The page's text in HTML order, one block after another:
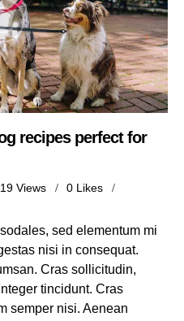
recipes perfect for
Views 0 Likes
sed elementum mi
nisi in consequat.
Cras sollicitudin,
tincidunt. Cras
semper nisi. Aenean